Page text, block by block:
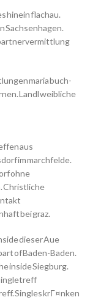
hinein flachau.
Sachsenhagen.
maria buch-
Landl weibliche
aus
im marchfelde.
ohne
Christliche
bei graz.
dieser Aue
of Baden-Baden.
inside Siegburg.
Singles krГ¤nken